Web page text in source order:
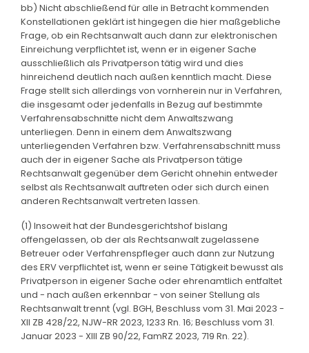
bb) Nicht abschließend für alle in Betracht kommenden
Konstellationen geklärt ist hingegen die hier maßgebliche
Frage, ob ein Rechtsanwalt auch dann zur elektronischen
Einreichung verpflichtet ist, wenn er in eigener Sache
ausschließlich als Privatperson tätig wird und dies
hinreichend deutlich nach außen kenntlich macht. Diese
Frage stellt sich allerdings von vornherein nur in Verfahren,
die insgesamt oder jedenfalls in Bezug auf bestimmte
Verfahrensabschnitte nicht dem Anwaltszwang
unterliegen. Denn in einem dem Anwaltszwang
unterliegenden Verfahren bzw. Verfahrensabschnitt muss
auch der in eigener Sache als Privatperson tätige
Rechtsanwalt gegenüber dem Gericht ohnehin entweder
selbst als Rechtsanwalt auftreten oder sich durch einen
anderen Rechtsanwalt vertreten lassen.
(1) Insoweit hat der Bundesgerichtshof bislang
offengelassen, ob der als Rechtsanwalt zugelassene
Betreuer oder Verfahrenspfleger auch dann zur Nutzung
des ERV verpflichtet ist, wenn er seine Tätigkeit bewusst als
Privatperson in eigener Sache oder ehrenamtlich entfaltet
und - nach außen erkennbar - von seiner Stellung als
Rechtsanwalt trennt (vgl. BGH, Beschluss vom 31. Mai 2023 -
XII ZB 428/22, NJW-RR 2023, 1233 Rn. 16; Beschluss vom 31.
Januar 2023 - XIII ZB 90/22, FamRZ 2023, 719 Rn. 22).